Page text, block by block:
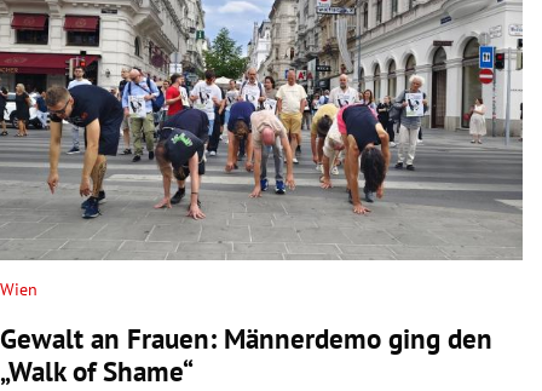
Wien
Gewalt an Frauen: Männerdemo ging den
„Walk of Shame“